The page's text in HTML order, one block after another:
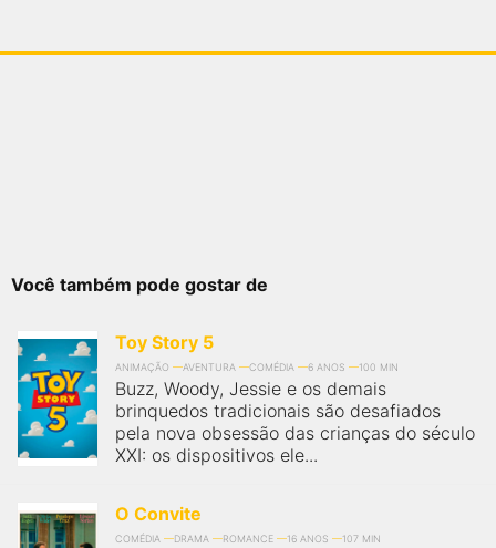
Você também pode gostar de
Toy Story 5
ANIMAÇÃO AVENTURA COMÉDIA 6 ANOS 100 MIN
Buzz, Woody, Jessie e os demais
brinquedos tradicionais são desafiados
pela nova obsessão das crianças do século
XXI: os dispositivos ele...
O Convite
COMÉDIA DRAMA ROMANCE 16 ANOS 107 MIN